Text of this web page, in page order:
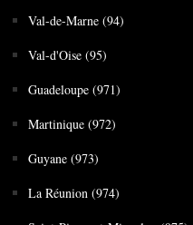
Val-de-Marne (94)
Val-d'Oise (95)
Guadeloupe (971)
Martinique (972)
Guyane (973)
La Réunion (974)